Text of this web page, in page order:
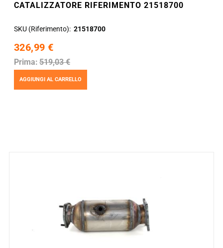
CATALIZZATORE RIFERIMENTO 21518700
SKU (Riferimento) 21518700
326,99 €
Prima: 519,03 €
AGGIUNGI AL CARRELLO